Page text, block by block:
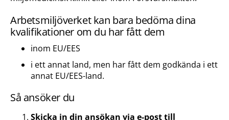
Arbetsmiljöverket kan bara bedöma dina
kvalifikationer om du har fått dem
inom EU/EES
i ett annat land, men har fått dem godkända i ett
annat EU/EES-land.
Så ansöker du
Skicka in din ansökan via e-post till